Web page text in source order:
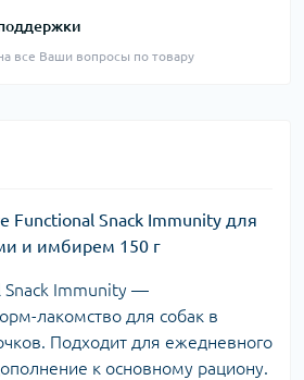
все Ваши вопросы по товару
Functional Snack Immunity для
и имбирем 150 г
Snack Immunity —
лакомство для собак в
Подходит для ежедневного
к основному рациону.